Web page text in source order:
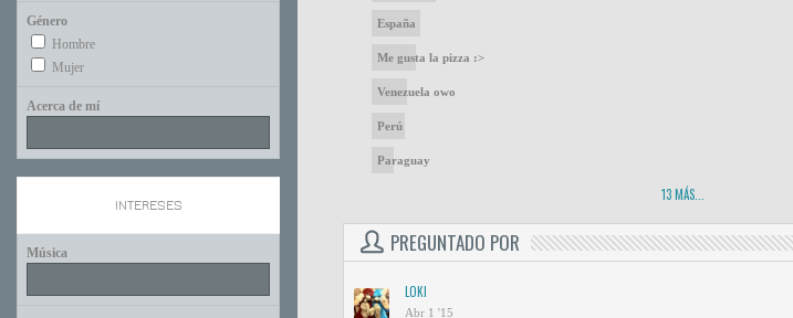
Género
Hombre
Mujer
Acerca de mí
INTERESES
Música
España
Me gusta la pizza :>
Venezuela owo
Perú
Paraguay
13MÁS...
PREGUNTADO POR
LOKI
Abr 1 '15